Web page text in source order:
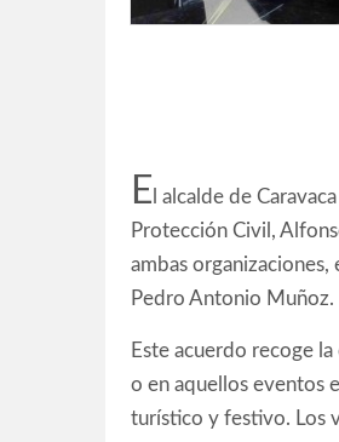
E l alcalde de
Protección Civil,
ambas organizaciones,
Pedro Antonio Muñoz.
Este acuerdo recoge
o en aquellos eventos
turístico y festivo. Los